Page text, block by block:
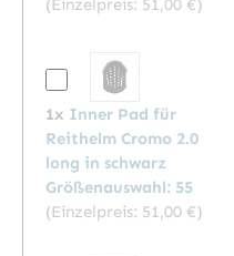
(Einzelpreis: 51,00 €)
1x Inner Pad für
Reithelm Cromo 2.0
long in schwarz
Größenauswahl: 55
(Einzelpreis: 51,00 €)